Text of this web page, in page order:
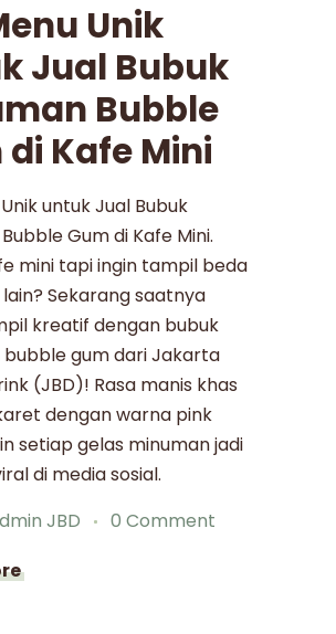
Unik
Jual Bubuk
Bubble
di Kafe Mini
untuk Jual Bubuk
Gum di Kafe Mini.
mini tapi ingin tampil beda
Sekarang saatnya
kreatif dengan bubuk
bubble gum dari Jakarta
(JBD)! Rasa manis khas
dengan warna pink
setiap gelas minuman jadi
di media sosial.
JBD
0 Comment